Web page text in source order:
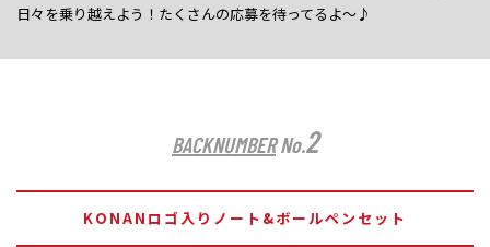
日々を乗り越えよう！たくさんの応募を待ってるよ～♪
BACKNUMBERNo.2
KONANロゴ入りノート&ボールペンセット